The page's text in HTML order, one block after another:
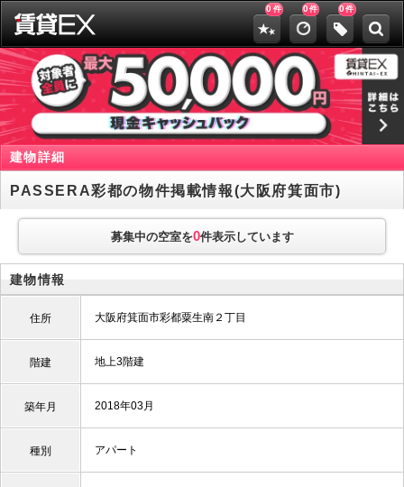
0 件 0件 0件
建物詳細
PASSERA彩都の物件掲載情報(大阪府箕面市)
募集中の空室を0件表示しています
建物情報
住所 大阪府箕面市彩都粟生南２丁目
階建 地上3階建
築年月 2018年03月
種別 アパート